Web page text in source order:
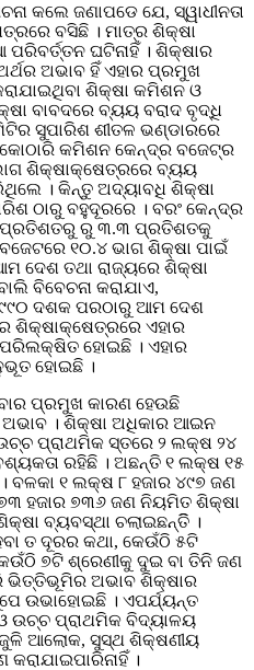
କଲେ ଜଣାପଡେ ଯେ, ସ୍ୱାଧୀନତା
ବସିଛି । ମାତ୍ର ଶିକ୍ଷା
ଘଟିନାହିଁ । ଶିକ୍ଷାର
ଅଭାବ ହିଁ ଏହାର ପ୍ରମୁଖ
ଶିକ୍ଷା କମିଶନ ଓ
ବାବଦରେ ବ୍ୟୟ ବରାଦ ବୃଦ୍ଧି
ସୁପାରିଶ ଶୀତଳ ଭଣ୍ଡାରରେ
କୋଠାରି କମିଶନ କେନ୍ଦ୍ର ବଜେଟ୍ର
ଶିକ୍ଷାକ୍ଷେତ୍ରରେ ବ୍ୟୟ
। କିନ୍ତୁ ଅଦ୍ୟାବଧି ଶିକ୍ଷା
ଠାରୁ ବହୁଦୂରରେ । ବରଂ କେନ୍ଦ୍ର
ପ୍ରତିଶତରୁ ରୁ ୩.୩ ପ୍ରତିଶତକୁ
୧୦.୪ ଭାଗ ଶିକ୍ଷା ପାଇଁ
ଦେଶ ତଥା ରାଜ୍ୟରେ ଶିକ୍ଷା
ବିବେଚନା କରାଯାଏ,
ଦଶକ ପରଠାରୁ ଆମ ଦେଶ
ଶିକ୍ଷାକ୍ଷେତ୍ରରେ ଏହାର
ହୋଇଛି । ଏହାର
ହୋଇଛି ।
ପ୍ରମୁଖ କାରଣ ହେଉଛି
। ଶିକ୍ଷା ଅଧିକାର ଆଇନ
ପ୍ରାଥମିକ ସ୍ତରେ ୨ ଲକ୍ଷ ୨୪
ରହିଛି । ଅଛନ୍ତି ୧ ଲକ୍ଷ ୧୫
୧ ଲକ୍ଷ ୮ ହଜାର ୪୯୭ ଜଣ
ହଜାର ୭୩୬ ଜଣ ନିୟମିତ ଶିକ୍ଷା
ବ୍ୟବସ୍ଥା ଚଲାଇଛନ୍ତିି ।
ତ ଦୂରର କଥା, କେଉଁଠି ୫ଟି
୭ଟି ଶ୍ରେଣୀକୁ ଦୁଇ ବା ତିନି ଜଣ
ଭିତ୍ତିଭୂମିର ଅଭାବ ଶିକ୍ଷାର
ଉଭାହୋଇଛି । ଏପର୍ଯ୍ୟନ୍ତ
ଉଚ୍ଚ ପ୍ରାଥମିକ ବିଦ୍ୟାଳୟ
ଆଲୋକ, ସୁସ୍ଥ ଶିକ୍ଷଣୀୟ
।